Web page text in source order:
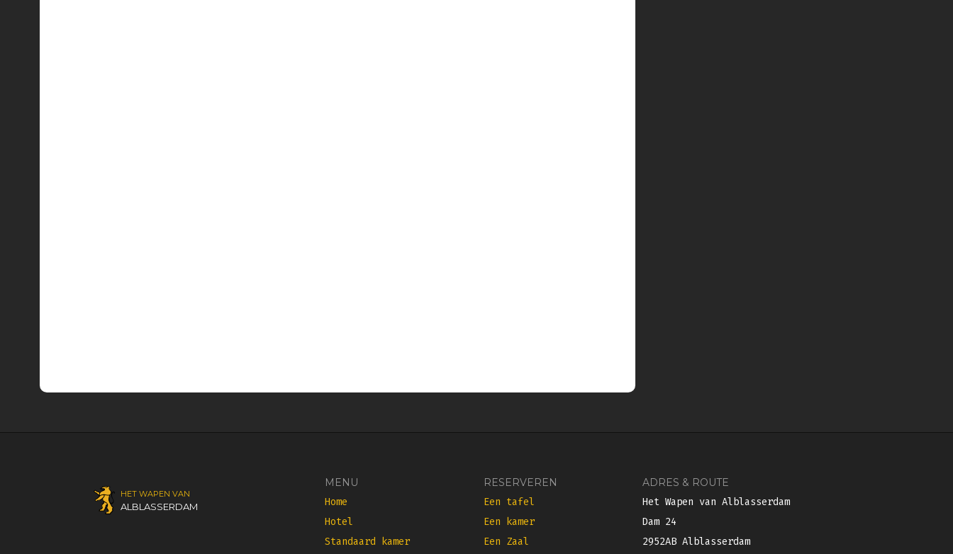
HET WAPEN VAN
ALBLASSERDAM
MENU
Home
Hotel
Standaard kamer
RESERVEREN
Een tafel
Een kamer
Een Zaal
ADRES & ROUTE
Het Wapen van Alblasserdam
Dam 24
2952AB Alblasserdam